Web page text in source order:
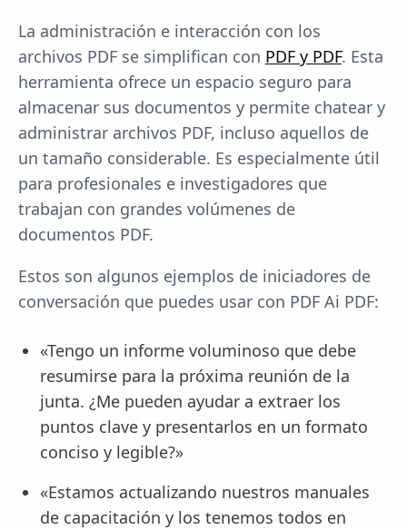
La administración e interacción con los
archivos PDF se simplifican con PDF y PDF. Esta
herramienta ofrece un espacio seguro para
almacenar sus documentos y permite chatear y
administrar archivos PDF, incluso aquellos de
un tamaño considerable. Es especialmente útil
para profesionales e investigadores que
trabajan con grandes volúmenes de
documentos PDF.
Estos son algunos ejemplos de iniciadores de
conversación que puedes usar con PDF Ai PDF:
«Tengo un informe voluminoso que debe
resumirse para la próxima reunión de la
junta. ¿Me pueden ayudar a extraer los
puntos clave y presentarlos en un formato
conciso y legible?»
«Estamos actualizando nuestros manuales
de capacitación y los tenemos todos en